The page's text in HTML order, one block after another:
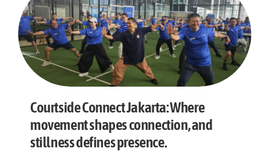
Courtside Connect Jakarta: Where
movement shapes connection, and
stillness defines presence.